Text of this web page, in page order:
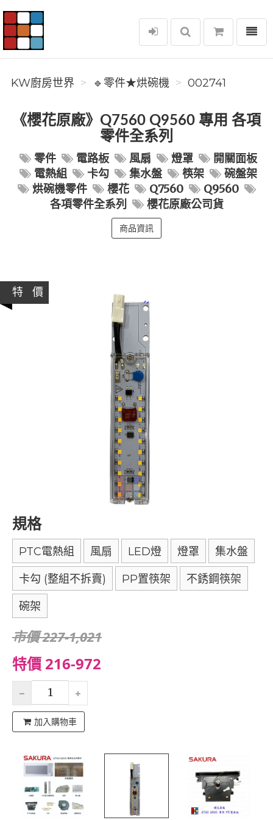
KW廚房世界
選單
KW廚房世界 🔹零件★烘碗機 002741
《櫻花原廠》Q7560 Q9560 專用 各項
零件全系列
零件 電路板 風扇 燈罩
開關面板
電熱組
卡勾 集水盤 筷架
碗盤架
烘碗機零件
櫻花 Q7560
Q9560
各項零件全系列
櫻花原廠公司貨
商品資訊
特 價
規格
PTC電熱組 風扇 LED燈 燈罩 集水盤
卡勾 (整組不拆賣) PP置筷架 不銹鋼筷架
碗架
市價 227-1,021
特價 216-972
加入購物車